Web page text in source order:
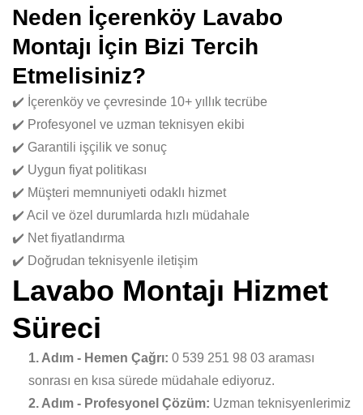
Neden İçerenköy Lavabo
Montajı İçin Bizi Tercih
Etmelisiniz?
✔️ İçerenköy ve çevresinde 10+ yıllık tecrübe
✔️ Profesyonel ve uzman teknisyen ekibi
✔️ Garantili işçilik ve sonuç
✔️ Uygun fiyat politikası
✔️ Müşteri memnuniyeti odaklı hizmet
✔️ Acil ve özel durumlarda hızlı müdahale
✔️ Net fiyatlandırma
✔️ Doğrudan teknisyenle iletişim
Lavabo Montajı Hizmet
Süreci
1. Adım - Hemen Çağrı: 0 539 251 98 03 araması
sonrası en kısa sürede müdahale ediyoruz.
2. Adım - Profesyonel Çözüm: Uzman teknisyenlerimiz